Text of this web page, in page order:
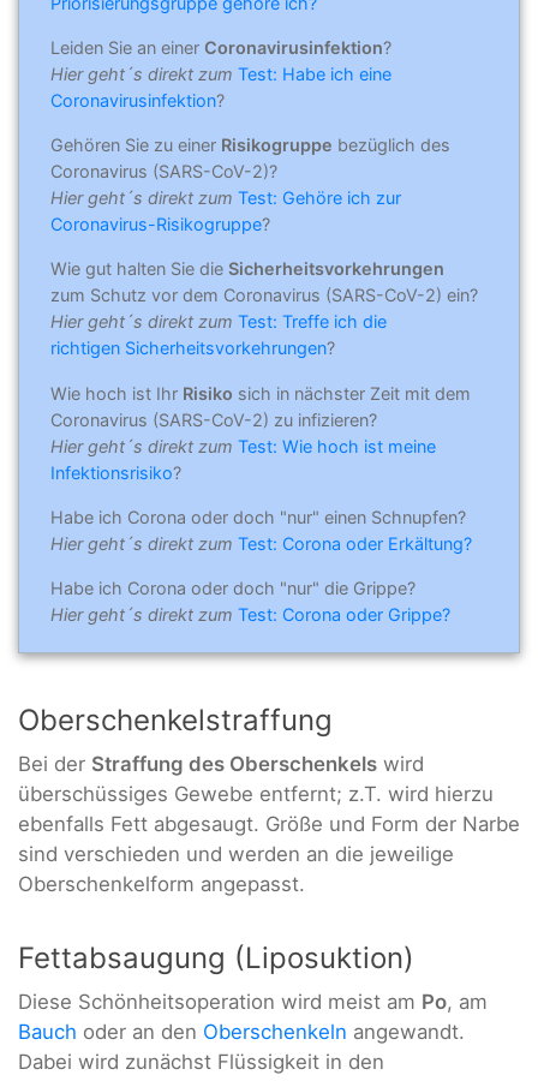
Leiden Sie an einer Coronavirusinfektion?
Hier geht´s direkt zum Test: Habe ich eine
Coronavirusinfektion?
Gehören Sie zu einer Risikogruppe bezüglich des
Coronavirus (SARS-CoV-2)?
Hier geht´s direkt zum Test: Gehöre ich zur
Coronavirus-Risikogruppe?
Wie gut halten Sie die Sicherheitsvorkehrungen
zum Schutz vor dem Coronavirus (SARS-CoV-2) ein?
Hier geht´s direkt zum Test: Treffe ich die
richtigen Sicherheitsvorkehrungen?
Wie hoch ist Ihr Risiko sich in nächster Zeit mit dem
Coronavirus (SARS-CoV-2) zu infizieren?
Hier geht´s direkt zum Test: Wie hoch ist meine
Infektionsrisiko?
Habe ich Corona oder doch "nur" einen Schnupfen?
Hier geht´s direkt zum Test: Corona oder Erkältung?
Habe ich Corona oder doch "nur" die Grippe?
Hier geht´s direkt zum Test: Corona oder Grippe?
Oberschenkelstraffung
Bei der Straffung des Oberschenkels wird
überschüssiges Gewebe entfernt; z.T. wird hierzu
ebenfalls Fett abgesaugt. Größe und Form der Narbe
sind verschieden und werden an die jeweilige
Oberschenkelform angepasst.
Fettabsaugung (Liposuktion)
Diese Schönheitsoperation wird meist am Po, am
Bauch oder an den Oberschenkeln angewandt.
Dabei wird zunächst Flüssigkeit in den